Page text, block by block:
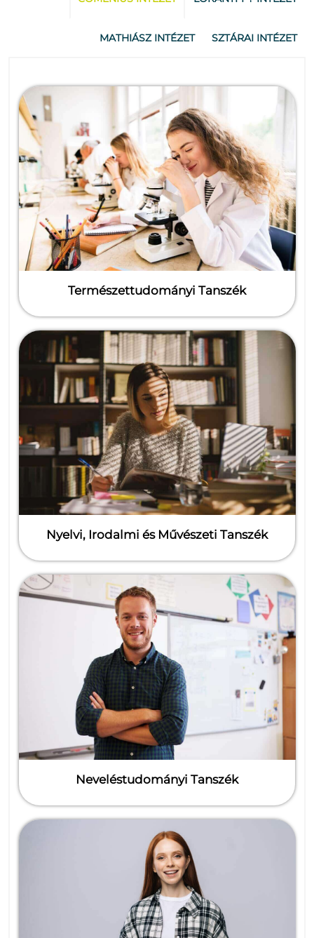
MATHIÁSZ INTÉZET SZTÁRAI INTÉZET
Természettudományi Tanszék
Nyelvi, Irodalmi és Művészeti Tanszék
Neveléstudományi Tanszék